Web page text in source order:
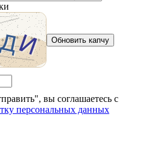
Обновить капчу
вы соглашаетесь с
персональных данных